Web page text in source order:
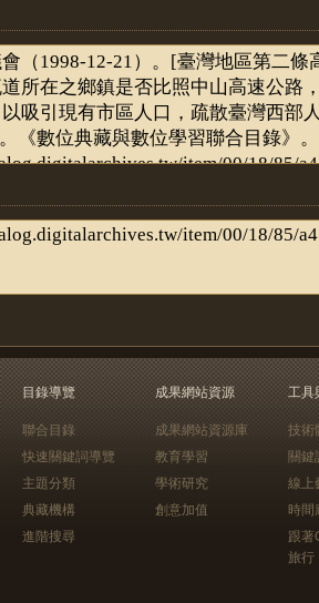
目錄導覽
聯合目錄
快速關鍵詞導覽
主題分類
典藏機構
進階搜尋
成果網站資源
成果網站資源庫
教育學習
學術研究
創意加值
工具
技術
關鍵
線上
時間
跟
旅行